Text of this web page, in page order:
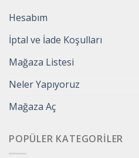
Hesabım
İptal ve İade Koşulları
Mağaza Listesi
Neler Yapıyoruz
Mağaza Aç
POPÜLER KATEGORILER